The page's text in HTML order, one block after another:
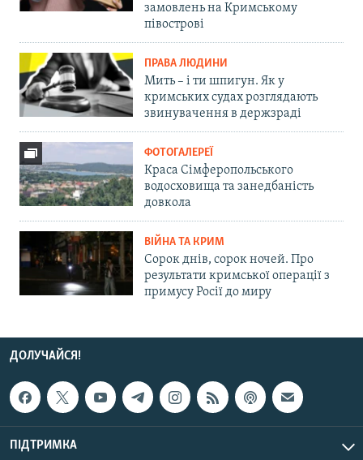
замовлень на Кримському
півострові
ПРАВА ЛЮДИНИ
Мить – і ти шпигун. Як у
кримських судах розглядають
звинувачення в держзраді
ФОТОГАЛЕРЕЇ
Краса Сімферопольського
водосховища та занедбаність
довкола
ВІЙНА ТА КРИМ
Сорок днів, сорок ночей. Про
результати кримської операції з
примусу Росії до миру
ДОЛУЧАЙСЯ!
ПІДТРИМКА